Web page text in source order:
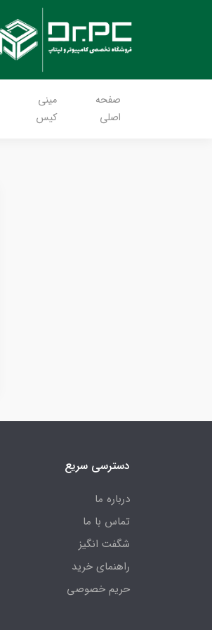
صفحه
اصلی
مینی
کیس
دسترسی سریع
درباره ما
تماس با ما
شگفت انگیز
راهنمای خرید
حریم خصوصی